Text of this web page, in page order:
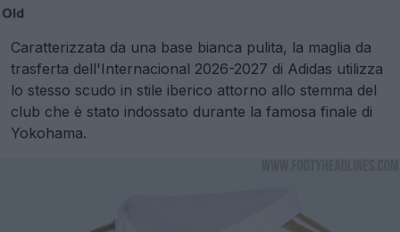
Caratterizzata da una base bianca pulita, la maglia da
trasferta dell'Internacional 2026-2027 di Adidas utilizza
lo stesso scudo in stile iberico attorno allo stemma del
club che è stato indossato durante la famosa finale di
Yokohama.